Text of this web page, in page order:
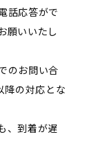
話応答がで
願いいたし
のお問い合
降の対応とな
、到着が遅